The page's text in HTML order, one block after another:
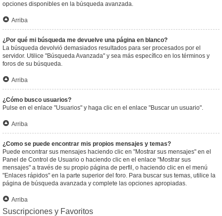
opciones disponibles en la búsqueda avanzada.
Arriba
¿Por qué mi búsqueda me devuelve una página en blanco?
La búsqueda devolvió demasiados resultados para ser procesados por el
servidor. Utilice "Búsqueda Avanzada" y sea más específico en los términos y
foros de su búsqueda.
Arriba
¿Cómo busco usuarios?
Pulse en el enlace "Usuarios" y haga clic en el enlace "Buscar un usuario".
Arriba
¿Como se puede encontrar mis propios mensajes y temas?
Puede encontrar sus mensajes haciendo clic en "Mostrar sus mensajes" en el
Panel de Control de Usuario o haciendo clic en el enlace "Mostrar sus
mensajes" a través de su propio página de perfil, o haciendo clic en el menú
"Enlaces rápidos" en la parte superior del foro. Para buscar sus temas, utilice la
página de búsqueda avanzada y complete las opciones apropiadas.
Arriba
Suscripciones y Favoritos